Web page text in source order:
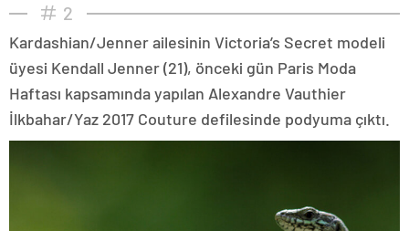
2
Kardashian/Jenner ailesinin Victoria’s Secret modeli
üyesi Kendall Jenner (21), önceki gün Paris Moda
Haftası kapsamında yapılan Alexandre Vauthier
İlkbahar/Yaz 2017 Couture defilesinde podyuma çıktı.